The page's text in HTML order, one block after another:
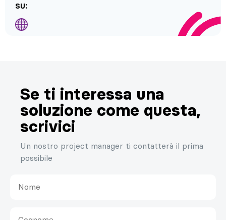
su:
Se ti interessa una
soluzione come questa,
scrivici
Un nostro project manager ti contatterà il prima
possibile